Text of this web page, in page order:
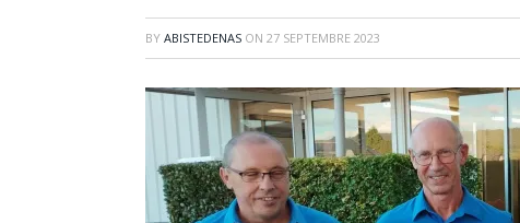
BY ABISTEDENAS ON 27 SEPTEMBRE 2023